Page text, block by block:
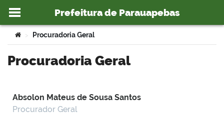
Ir para o conteúdo
Prefeitura de Parauapebas
Você está aqui:
> Procuradoria Geral
Procuradoria Geral
Absolon Mateus de Sousa Santos
Procurador Geral